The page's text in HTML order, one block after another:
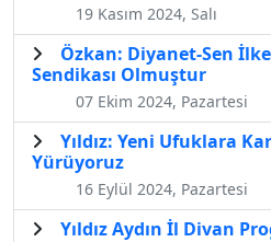
19 Kasım 2024, Salı
Özkan: Diyanet-Sen
Sendikası Olmuştur
07 Ekim 2024, Pazartesi
Yıldız: Yeni Ufuklara
Yürüyoruz
16 Eylül 2024, Pazartesi
Yıldız Aydın İl Divan